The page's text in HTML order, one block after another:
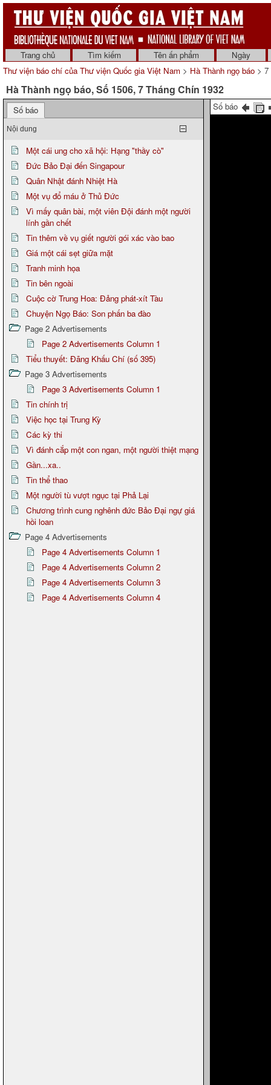
Trang chủ Tìm kiếm Tên ấn phẩm
Ngày
Thư viện báo chí của Thư viện Quốc gia Việt Nam > Hà Thành ngọ báo > 7
Hà Thành ngọ báo, Số 1506, 7 Tháng Chín 1932
Số báo
Nội dung
Một cái ung cho xã hội: Hạng "thầy cò"
Đức Bảo Đại đến Singapour
Quân Nhật đánh Nhiệt Hà
Một vụ đổ máu ở Thủ Đức
Vì mấy quân bài, một viên Đội đánh một người
lính gần chết
Tin thêm về vụ giết người gói xác vào bao
Giá một cái sẹt giữa mặt
Tranh minh họa
Tin bên ngoài
Cuộc cờ Trung Hoa: Đảng phát-xít Tàu
Chuyện Ngọ Báo: Son phấn ba đào
Page 2 Advertisements
Page 2 Advertisements Column 1
Tiểu thuyết: Đãng Khấu Chí (số 395)
Page 3 Advertisements
Page 3 Advertisements Column 1
Tin chính trị
Việc học tại Trung Kỳ
Các kỳ thi
Vì đánh cắp một con ngan, một người thiệt mạng
Gần...xa..
Tin thể thao
Một người tù vượt ngục tại Phả Lại
Chương trình cung nghênh đức Bảo Đại ngự giá
hồi loan
Page 4 Advertisements
Page 4 Advertisements Column 1
Page 4 Advertisements Column 2
Page 4 Advertisements Column 3
Page 4 Advertisements Column 4
Số báo